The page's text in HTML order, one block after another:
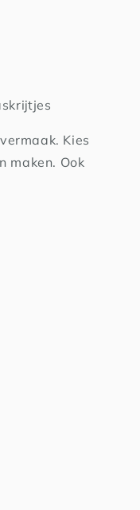
Kies
maken. Ook